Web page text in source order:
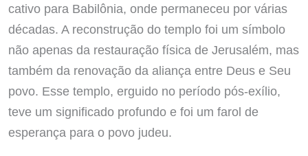
cativo para Babilônia, onde permaneceu por várias
décadas. A reconstrução do templo foi um símbolo
não apenas da restauração física de Jerusalém, mas
também da renovação da aliança entre Deus e Seu
povo. Esse templo, erguido no período pós-exílio,
teve um significado profundo e foi um farol de
esperança para o povo judeu.